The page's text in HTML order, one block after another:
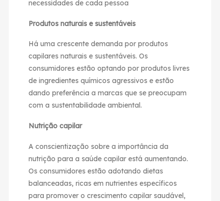
necessidades de cada pessoa
Produtos naturais e sustentáveis
Há uma crescente demanda por produtos
capilares naturais e sustentáveis. Os
consumidores estão optando por produtos livres
de ingredientes químicos agressivos e estão
dando preferência a marcas que se preocupam
com a sustentabilidade ambiental.
Nutrição capilar
A conscientização sobre a importância da
nutrição para a saúde capilar está aumentando.
Os consumidores estão adotando dietas
balanceadas, ricas em nutrientes específicos
para promover o crescimento capilar saudável,